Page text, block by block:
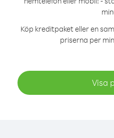
Köp kreditpaket eller en
priserna per
Visa